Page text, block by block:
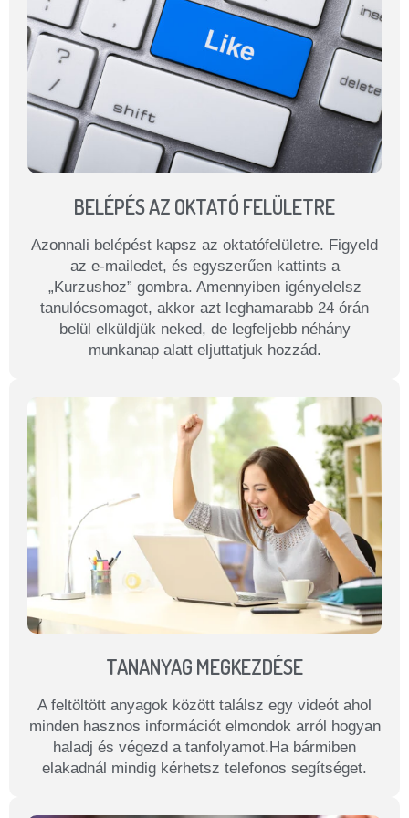
BELÉPÉS AZ OKTATÓ FELÜLETRE
Azonnali belépést kapsz az oktatófelületre. Figyeld
az e-mailedet, és egyszerűen kattints a
„Kurzushoz” gombra. Amennyiben igényelelsz
tanulócsomagot, akkor azt leghamarabb 24 órán
belül elküldjük neked, de legfeljebb néhány
munkanap alatt eljuttatjuk hozzád.
TANANYAG MEGKEZDÉSE
A feltöltött anyagok között találsz egy videót ahol
minden hasznos információt elmondok arról hogyan
haladj és végezd a tanfolyamot.Ha bármiben
elakadnál mindig kérhetsz telefonos segítséget.